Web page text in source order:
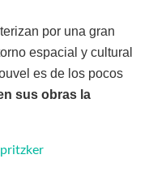
por una gran
espacial y cultural
es de los pocos
sus obras la